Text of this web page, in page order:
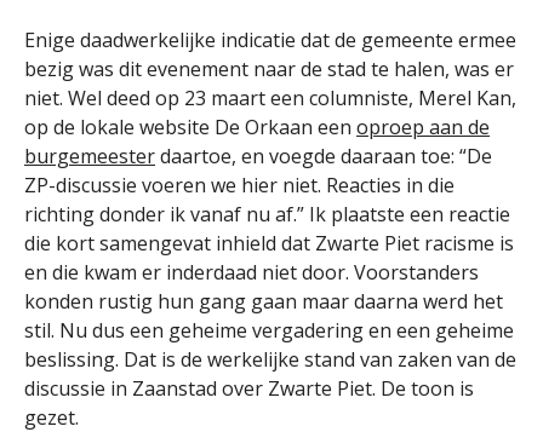
Enige daadwerkelijke indicatie dat de gemeente ermee
bezig was dit evenement naar de stad te halen, was er
niet. Wel deed op 23 maart een columniste, Merel Kan,
op de lokale website De Orkaan een oproep aan de
burgemeesterdaartoe, en voegde daaraan toe: “De
ZP-discussie voeren we hier niet. Reacties in die
richting donder ik vanaf nu af.” Ik plaatste een reactie
die kort samengevat inhield dat Zwarte Piet racisme is
en die kwam er inderdaad niet door. Voorstanders
konden rustig hun gang gaan maar daarna werd het
stil. Nu dus een geheime vergadering en een geheime
beslissing. Dat is de werkelijke stand van zaken van de
discussie in Zaanstad over Zwarte Piet. De toon is
gezet.